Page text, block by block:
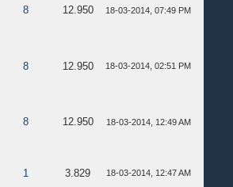
8 12.950 18-03-2014, 07:49 PM
8 12.950 18-03-2014, 02:51 PM
8 12.950 18-03-2014, 12:49 AM
1 3.829 18-03-2014, 12:47 AM